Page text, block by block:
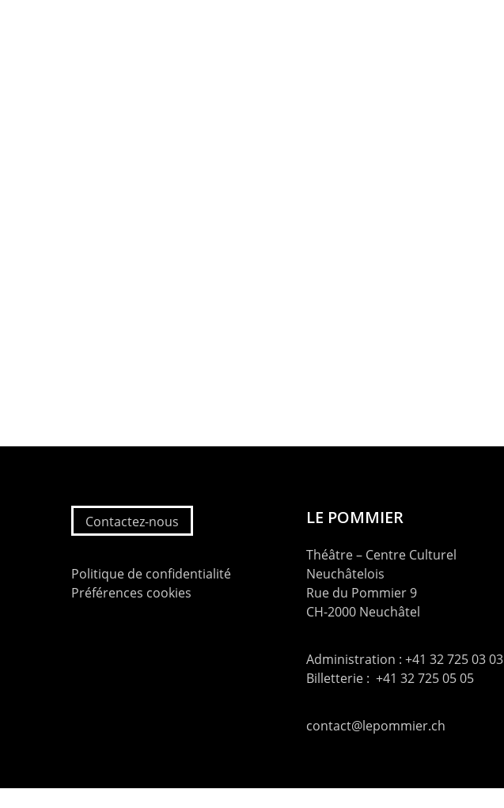
Contactez-nous
Politique de confidentialité
Préférences cookies
LE POMMIER
Théâtre – Centre Culturel
Neuchâtelois
Rue du Pommier 9
CH-2000 Neuchâtel
Administration : +41 32 725 03 03
Billetterie : +41 32 725 05 05
contact@lepommier.ch